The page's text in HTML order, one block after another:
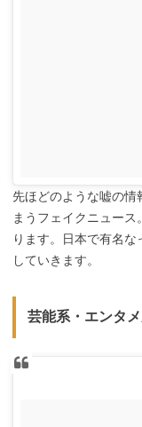
先ほどのような嘘の情
まうフェイクニュー
ります。日本で有名
していきます。
芸能系・エンタ